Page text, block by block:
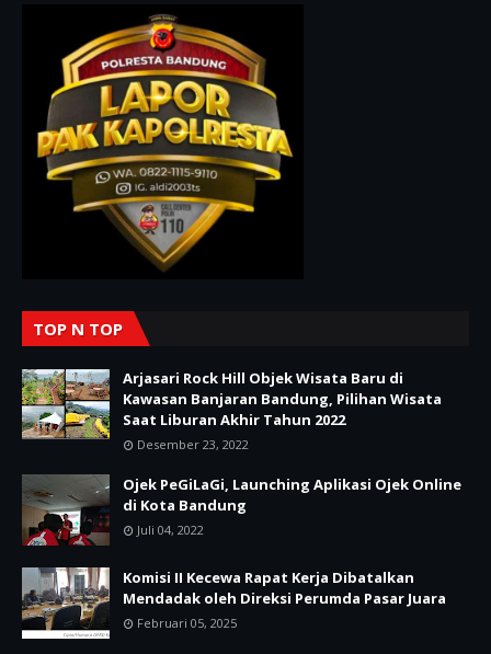
TOP N TOP
Arjasari Rock Hill Objek Wisata Baru di
Kawasan Banjaran Bandung, Pilihan Wisata
Saat Liburan Akhir Tahun 2022
Desember 23, 2022
Ojek PeGiLaGi, Launching Aplikasi Ojek Online
di Kota Bandung
Juli 04, 2022
Komisi II Kecewa Rapat Kerja Dibatalkan
Mendadak oleh Direksi Perumda Pasar Juara
Februari 05, 2025